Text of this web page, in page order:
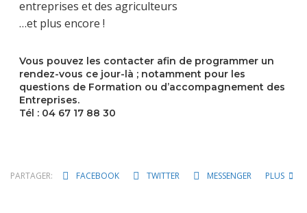
entreprises et des agriculteurs
…et plus encore !
Vous pouvez les contacter afin de programmer un
rendez-vous ce jour-là ; notamment pour les
questions de Formation ou d’accompagnement des
Entreprises.
Tél : 04 67 17 88 30
PARTAGER: FACEBOOK TWITTER MESSENGER PLUS